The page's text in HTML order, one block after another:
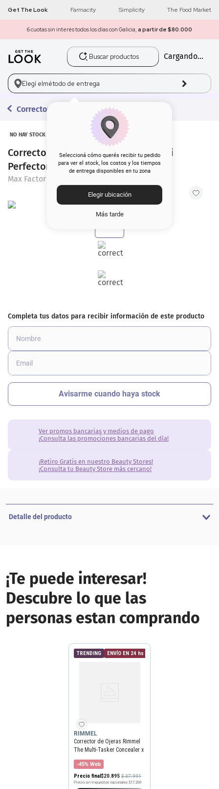
Get The Look Farmacity Simplicity The Food Market
6 cuotas sin interés todos los días con Galicia, a partir de $80.000
Buscar productos
Cargando...
Elegí elmétodo de entrega
Seleccioná cómo querés recibir tu pedido
para ver el stock, los costos y los tiempos
de entrega disponibles en tu zona
Elegir ubicación
Más tarde
Correctores
NO HAY STOCK
Corrector de Rostro Max Factor Multi
Perfector 6N Sun Bronze x 11 ml
Max Factor
Ver promos bancarias y medios de pago
¡Consulta las promociones bancarias del día!
¡Retiro Gratis en nuestro Beauty Stores!
¡Consulta tu Beauty Store más cercano!
Detalle del producto
¡Te puede interesar!
Descubre lo que las
personas estan comprando
TRENDING ENVÍO EN 24 hs | AMBA
RIMMEL
Corrector de Ojeras Rimmel
The Multi-Tasker Concealer x
10 ml
-45% Web
Precio final$20.895 $37.991
Precio sin impuestos nacionales $17.269
1 get the look
2 máscara pestañas
3.
5. corrector